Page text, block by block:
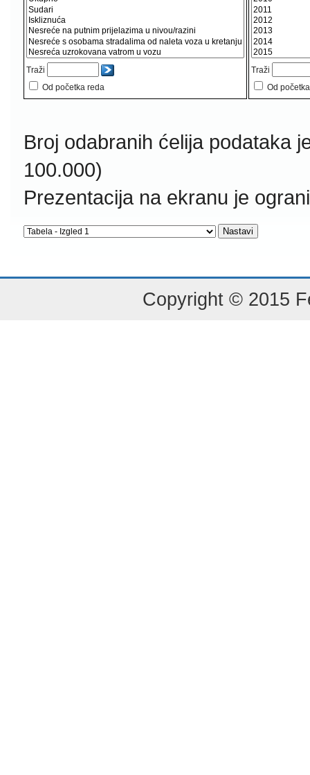
Traži
Od početka reda
Traži
Od
Broj odabranih ćelija podataka
100.000)
Prezentacija na ekranu je
Copyright © 2015